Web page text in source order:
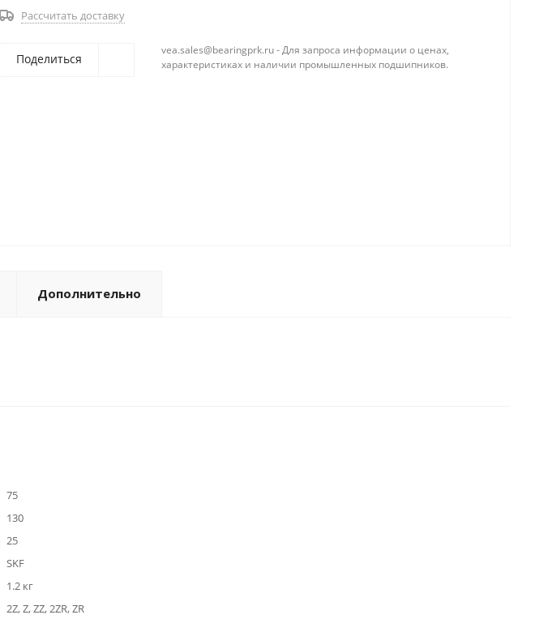
Рассчитать доставку
Поделиться
vea.sales@bearingprk.ru - Для запроса информации о ценах,
характеристиках и наличии промышленных подшипников.
Дополнительно
75
130
25
SKF
1.2 кг
2Z, Z, ZZ, 2ZR, ZR